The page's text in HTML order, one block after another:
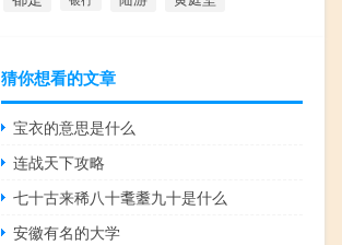
猜你想看的文章
宝衣的意思是什么
连战天下攻略
七十古来稀八十耄耋九十是什么
安徽有名的大学